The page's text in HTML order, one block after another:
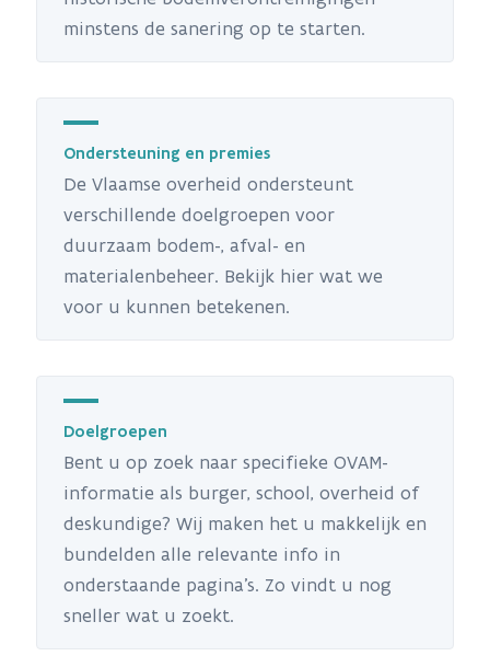
minstens de sanering op te starten.
Ondersteuning en premies
De Vlaamse overheid ondersteunt
verschillende doelgroepen voor
duurzaam bodem-, afval- en
materialenbeheer. Bekijk hier wat we
voor u kunnen betekenen.
Doelgroepen
Bent u op zoek naar specifieke OVAM-
informatie als burger, school, overheid of
deskundige? Wij maken het u makkelijk en
bundelden alle relevante info in
onderstaande pagina's. Zo vindt u nog
sneller wat u zoekt.